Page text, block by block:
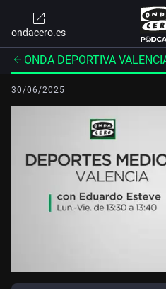
ondacero.es
ONDA DEPORTIVA
30/06/2025